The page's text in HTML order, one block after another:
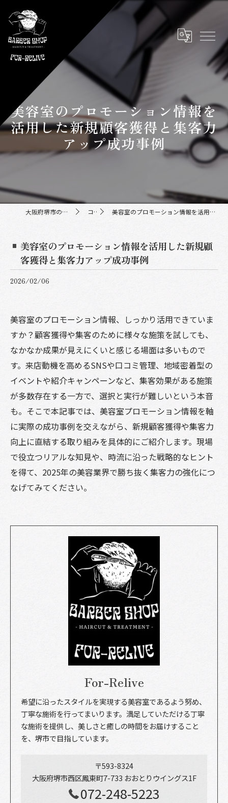
美容室のプロモーション情報を
活用した新規顧客獲得と集客力
アップ成功事例
大阪府堺市の美容室ならFor-Relive コラム 美容室のプロモーション情報を活用した新規顧客獲得と集客力アップ成功事例
美容室のプロモーション情報を活用した新規顧
客獲得と集客力アップ成功事例
2026/02/06
美容室のプロモーション情報、しっかり活用できていま
すか？顧客獲得や集客のために様々な施策を試しても、
なかなか成果が見えにくいと感じる場面は多いもので
す。来店動機を高めるSNSや口コミ管理、地域密着型の
イベントや紹介キャンペーンなど、集客効果がある施策
が多数存在する一方で、選択と実行が難しいという本音
も。そこで本記事では、美容室プロモーション情報を軸
に実際の成功事例を交えながら、新規顧客獲得や集客力
向上に直結する取り組みを具体的にご紹介します。現場
で役立つリアルな知見や、時流に沿った戦略的なヒント
を得て、2025年の美容業界で勝ち抜く集客力の強化につ
なげてみてください。
For-Relive
希望に沿ったスタイルを実現する美容室であるよう努め、
丁寧な施術を行ってまいります。満足していただける丁寧
な施術を提供し、美しさと癒しの時間をお届けすること
を、堺市で目指しています。
〒593-8324
大阪府堺市西区鳳東町7-733 おおとりウイングス1F
072-248-5223